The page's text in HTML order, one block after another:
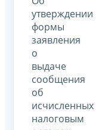
утверждении
формы
заявления
о
выдаче
сообщения
об
исчисленных
налоговым